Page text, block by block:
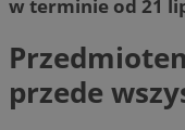
w terminie od 21
przede